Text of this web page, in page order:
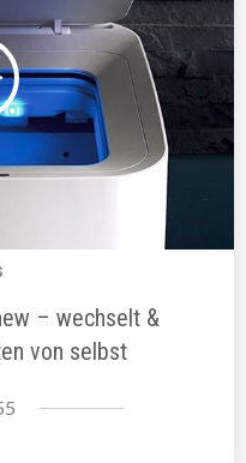
– wechselt &
von selbst